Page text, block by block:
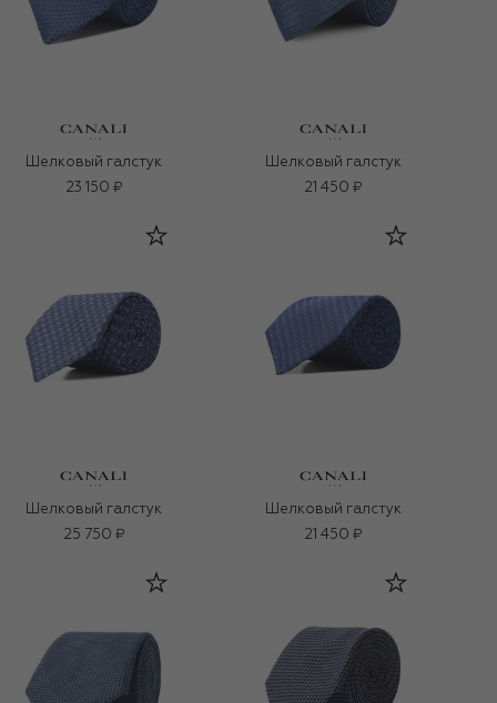
Шелковый галстук
23 150 ₽
Шелковый галстук
21 450 ₽
Шелковый галстук
25 750 ₽
Шелковый галстук
21 450 ₽